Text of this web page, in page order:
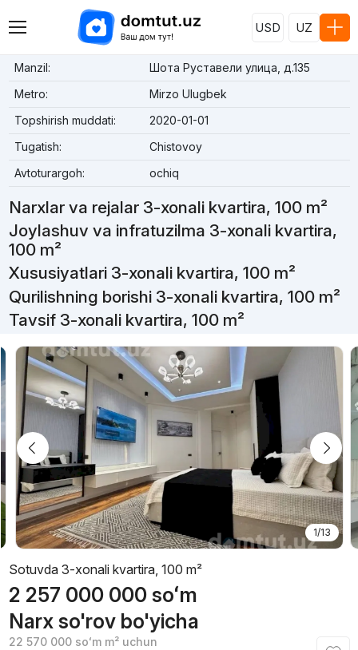
USD UZ
Manzil:
Шота Руставели улица, д.135
Metro:
Mirzo Ulugbek
Topshirish muddati:
2020-01-01
Tugatish:
Chistovoy
Avtoturargoh:
ochiq
Narxlar va rejalar 3-xonali kvartira, 100 m²
Joylashuv va infratuzilma 3-xonali kvartira,
100 m²
Xususiyatlari 3-xonali kvartira, 100 m²
Qurilishning borishi 3-xonali kvartira, 100 m²
Tavsif 3-xonali kvartira, 100 m²
1/13
Sotuvda 3-xonali kvartira, 100 m²
2 257 000 000 soʻm
Narx so'rov bo'yicha
22 570 000 soʻmm² uchun